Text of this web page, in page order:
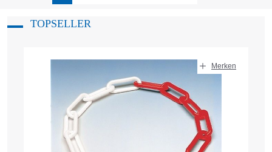
TOPSELLER
Merken